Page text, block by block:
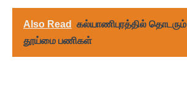
Also Read
கல்யாணிபுரத்தில் தொடரும்
தூய்மை பணிகள்